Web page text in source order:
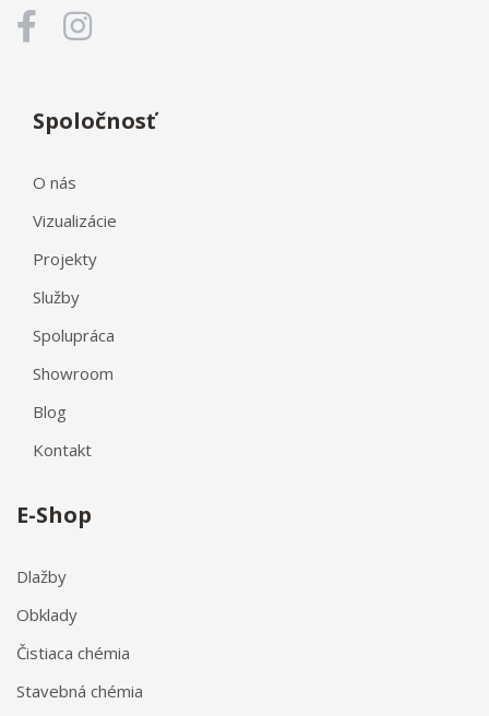
Spoločnosť
O nás
Vizualizácie
Projekty
Služby
Spolupráca
Showroom
Blog
Kontakt
E-Shop
Dlažby
Obklady
Čistiaca chémia
Stavebná chémia